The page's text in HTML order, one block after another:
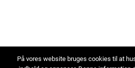
På vores website bruges cookies til at